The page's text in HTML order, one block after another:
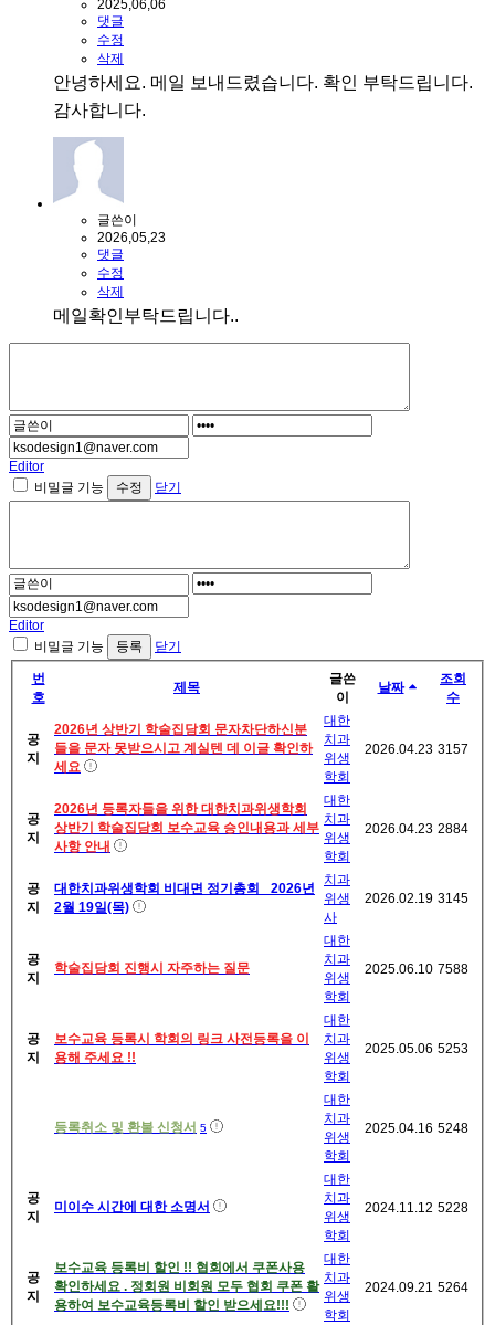
2025,06,06
댓글
수정
삭제
안녕하세요. 메일 보내드렸습니다. 확인 부탁드립니다.
감사합니다.
글쓴이
2026,05,23
댓글
수정
삭제
메일확인부탁드립니다..
Editor
비밀글 기능
닫기
Editor
비밀글 기능
닫기
번
호
제목
글쓴
이
날짜
조회
수
공
지
2026년 상반기 학술집담회 문자차단하신분
들을 문자 못받으시고 계실텐 데 이글 확인하
세요
대한
치과
위생
학회
2026.04.23 3157
공
지
2026년 등록자들을 위한 대한치과위생학회
상반기 학술집담회 보수교육 승인내용과 세부
사항 안내
대한
치과
위생
학회
2026.04.23 2884
공
지
대한치과위생학회 비대면 정기총회_ 2026년
2월 19일(목)
치과
위생
사
2026.02.19 3145
공
지
학술집담회 진행시 자주하는 질문
대한
치과
위생
학회
2025.06.10 7588
공
지
보수교육 등록시 학회의 링크 사전등록을 이
용해 주세요 !!
대한
치과
위생
학회
2025.05.06 5253
등록취소 및 환불 신청서 5
대한
치과
위생
학회
2025.04.16 5248
공
지
미이수 시간에 대한 소명서
대한
치과
위생
학회
2024.11.12 5228
공
지
보수교육 등록비 할인 !! 협회에서 쿠폰사용
확인하세요 . 정회원 비회원 모두 협회 쿠폰 활
용하여 보수교육등록비 할인 받으세요!!!
대한
치과
위생
학회
2024.09.21 5264